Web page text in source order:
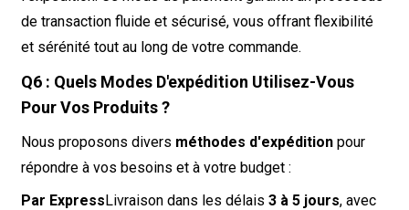
de transaction fluide et sécurisé, vous offrant flexibilité
et sérénité tout au long de votre commande.
Q6 : Quels Modes D'expédition Utilisez-Vous
Pour Vos Produits ?
Nous proposons divers méthodes d'expéditionpour
répondre à vos besoins et à votre budget :
Par ExpressLivraison dans les délais 3 à 5 jours, avec